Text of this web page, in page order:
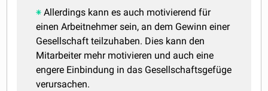
Allerdings kann es auch motivierend für
einen Arbeitnehmer sein, an dem Gewinn einer
Gesellschaft teilzuhaben. Dies kann den
Mitarbeiter mehr motivieren und auch eine
engere Einbindung in das Gesellschaftsgefüge
verursachen.